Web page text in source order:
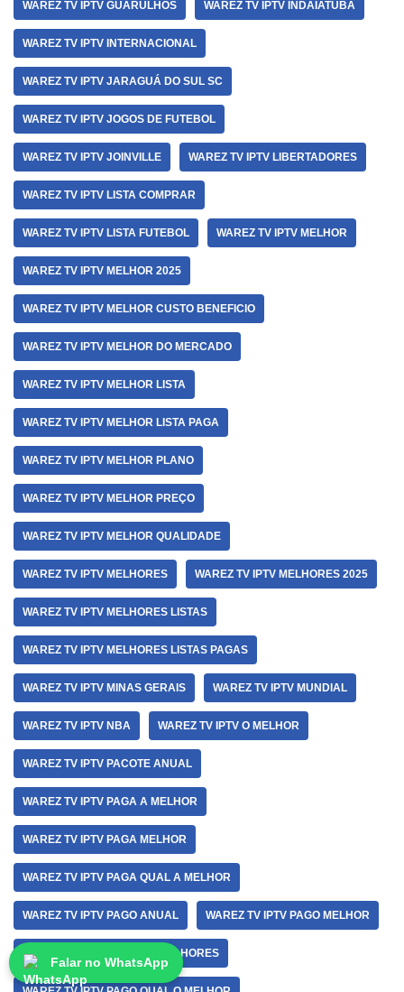
WAREZ TV IPTV GUARULHOS WAREZ TV IPTV INDAIATUBA
WAREZ TV IPTV INTERNACIONAL
WAREZ TV IPTV JARAGUÁ DO SUL SC
WAREZ TV IPTV JOGOS DE FUTEBOL
WAREZ TV IPTV JOINVILLE WAREZ TV IPTV LIBERTADORES
WAREZ TV IPTV LISTA COMPRAR
WAREZ TV IPTV LISTA FUTEBOL WAREZ TV IPTV MELHOR
WAREZ TV IPTV MELHOR 2025
WAREZ TV IPTV MELHOR CUSTO BENEFICIO
WAREZ TV IPTV MELHOR DO MERCADO
WAREZ TV IPTV MELHOR LISTA
WAREZ TV IPTV MELHOR LISTA PAGA
WAREZ TV IPTV MELHOR PLANO
WAREZ TV IPTV MELHOR PREÇO
WAREZ TV IPTV MELHOR QUALIDADE
WAREZ TV IPTV MELHORES WAREZ TV IPTV MELHORES 2025
WAREZ TV IPTV MELHORES LISTAS
WAREZ TV IPTV MELHORES LISTAS PAGAS
WAREZ TV IPTV MINAS GERAIS WAREZ TV IPTV MUNDIAL
WAREZ TV IPTV NBA WAREZ TV IPTV O MELHOR
WAREZ TV IPTV PACOTE ANUAL
WAREZ TV IPTV PAGA A MELHOR
WAREZ TV IPTV PAGA MELHOR
WAREZ TV IPTV PAGA QUAL A MELHOR
WAREZ TV IPTV PAGO ANUAL WAREZ TV IPTV PAGO MELHOR
WAREZ TV IPTV PAGO OS MELHORES
Falar no WhatsApp